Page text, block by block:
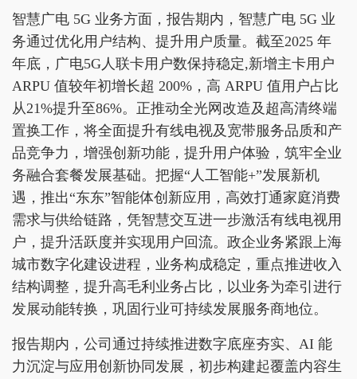
智慧广电 5G 业务方面，报告期内，智慧广电 5G 业
务通过优化用户结构、提升用户质量。截至2025 年
年底，广电5G人联卡用户数保持稳定,新增主卡用户
ARPU 值较年初增长超 200%，高 ARPU 值用户占比
从21%提升至86%。正推动全光网改造及超高清终端
置换工作，将全面提升有线电视及宽带服务品质和产
品竞争力，增强创新功能，提升用户体验，筑牢全业
务融合套餐发展基础。把握“人工智能+”发展新机
遇，推出“东东”智能体创新应用，高效打通家庭消费
需求与供给链路，凭智慧交互进一步激活有线电视用
户，提升活跃度并实现用户回流。政企业务紧跟上海
城市数字化建设进程，业务构成稳定，重点推进收入
结构调整，提升高毛利业务占比，以业务为牵引进行
发展动能转换，巩固行业可持续发展服务商地位。
报告期内，公司通过持续推进数字底座夯实、AI 能
力沉淀与应用创新协同发展，初步构建起覆盖内容生